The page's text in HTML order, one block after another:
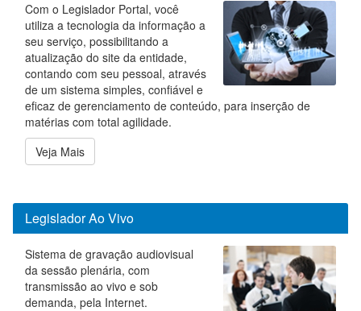
Com o Legislador Portal, você
utiliza a tecnologia da informação a
seu serviço, possibilitando a
atualização do site da entidade,
contando com seu pessoal, através
de um sistema simples, confiável e
eficaz de gerenciamento de conteúdo, para inserção de
matérias com total agilidade.
Veja Mais
Legislador Ao Vivo
Sistema de gravação audiovisual
da sessão plenária, com
transmissão ao vivo e sob
demanda, pela Internet.